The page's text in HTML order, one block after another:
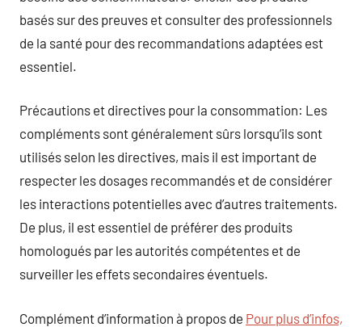
basés sur des preuves et consulter des professionnels
de la santé pour des recommandations adaptées est
essentiel.
Précautions et directives pour la consommation: Les
compléments sont généralement sûrs lorsqu’ils sont
utilisés selon les directives, mais il est important de
respecter les dosages recommandés et de considérer
les interactions potentielles avec d’autres traitements.
De plus, il est essentiel de préférer des produits
homologués par les autorités compétentes et de
surveiller les effets secondaires éventuels.
Complément d’information à propos de Pour plus d’infos,